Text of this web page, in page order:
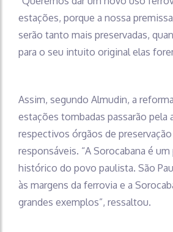
estações, porque a nossa
serão tanto mais preservadas,
para o seu intuito original elas
Assim, segundo Almudin, a
estações tombadas passarão pela
respectivos órgãos de
responsáveis. “A Sorocabana é
histórico do povo paulista. São
às margens da ferrovia e a
grandes exemplos”, ressaltou.